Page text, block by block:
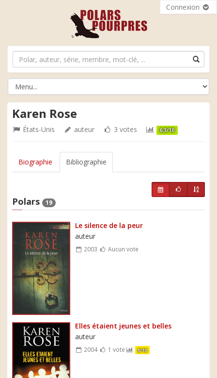
Connexion
Karen Rose
États-Unis auteur 3 votes 6.3/10
Biographie Bibliographie
Polars 19
Le silence de la peur
auteur
2003 Aucun vote
Elles étaient jeunes et belles
auteur
2004 1 vote 5/10